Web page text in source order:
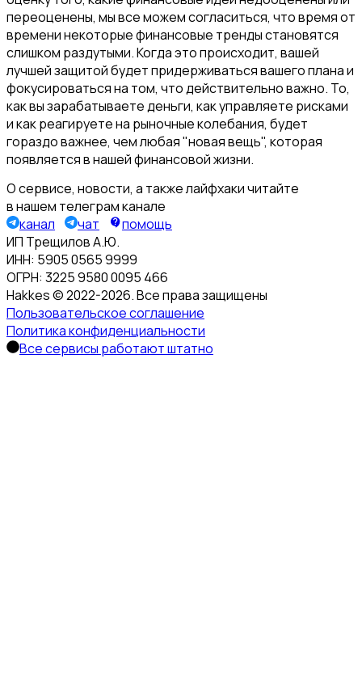
переоценены, мы все можем согласиться, что время от
времени некоторые финансовые тренды становятся
слишком раздутыми. Когда это происходит, вашей
лучшей защитой будет придерживаться вашего плана и
фокусироваться на том, что действительно важно. То,
как вы зарабатываете деньги, как управляете рисками
и как реагируете на рыночные колебания, будет
гораздо важнее, чем любая "новая вещь", которая
появляется в нашей финансовой жизни.
О сервисе, новости, а также лайфхаки читайте
в нашем телеграм канале
канал
чат
помощь
ИП Трещилов А.Ю.
ИНН: 5905 0565 9999
ОГРН: 3225 9580 0095 466
Hakkes © 2022-2026. Все права защищены
Пользовательское соглашение
Политика конфиденциальности
Все сервисы работают штатно